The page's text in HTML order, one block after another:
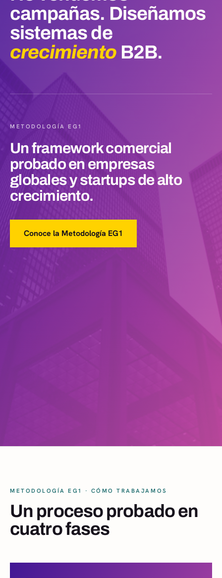
campañas. Diseñamos
sistemasde
crecimiento B2B.
METODOLOGÍA EG1
Un framework comercial
probado en empresas
globales y startups de alto
crecimiento.
Conoce la Metodología EG1
METODOLOGÍA EG1 · CÓMO TRABAJAMOS
Un proceso probado en
cuatro fases